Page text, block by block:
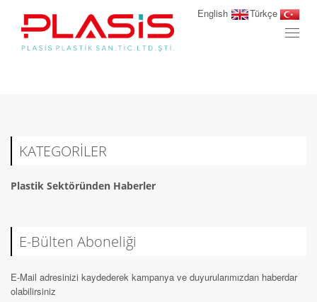
English Türkçe
KATEGORİLER
Plastik Sektöründen Haberler
E-Bülten Aboneliği
E-Mail adresinizi kaydederek kampanya ve duyurularımızdan haberdar
olabilirsiniz